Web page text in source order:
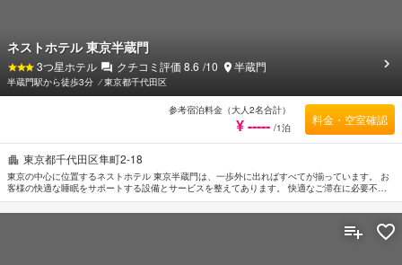
東京都千代田区隼町2-18
東京の中心に位置するネストホテル 東京半蔵門は、一歩外に出ればすべてが揃っています。 お
客様の快適な睡眠をサポートする設備とサービスを整えてあります。 快適なご滞在に必要不可
欠な全室Wi-Fi無料, 清掃（毎日）, 車椅子OK, 24時間対応フロントデスク, バリアフリー設備な
どの設備・サービスを完備しています。 ごゆっくりとお休みいただけるようお部屋は落ち着い
た内装と和やかな空間に仕上がっており、ルームタイプにより薄型TV, カーペット, リネン類,
鏡, スリッパが備えられています。 当施設ではさまざまなレクリエーションをご体験いただけま
ネストホテル 東京半蔵門
3つ星ホテル クチコミ評価 8.6 /10 半蔵門
半蔵門駅から徒歩3分 ⁄東京都千代田区
参考宿泊料金（大人2名合計）
¥ ----- /1泊
料金・空室確認